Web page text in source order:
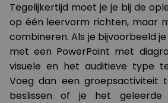
Tegelijkertijd moet je je bij de
op één leervorm richten, maar
combineren. Als je bijvoorbeeld
met een PowerPoint met
visuele en het auditieve type
Voeg dan een groepsactiviteit
beslissen of je het